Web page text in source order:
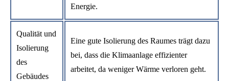
Energie.
Qualität und
Isolierung
des
Gebäudes
Eine gute Isolierung des Raumes trägt dazu
bei, dass die Klimaanlage effizienter
arbeitet, da weniger Wärme verloren geht.